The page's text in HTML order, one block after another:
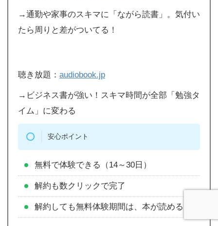
→通勤や家事のスキマに「ながら読書」。気付い
たら周りと差がついてる！
聴き放題： audiobook.jp
→ビジネス書が強い！スキマ時間が全部「勉強タ
イム」に変わる
安心ポイント
無料で体験できる（14～30日）
解約も数クリックで完了
解約しても無料体験期間は、本が読める◎